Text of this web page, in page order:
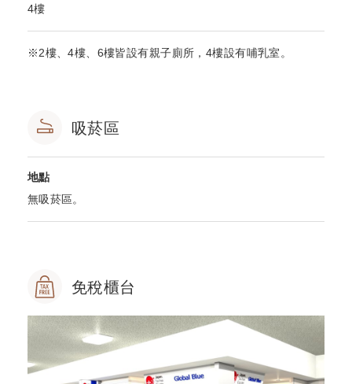
4樓
※2樓、4樓、6樓皆設有親子廁所，4樓設有哺乳室。
吸菸區
地點
無吸菸區。
免稅櫃台